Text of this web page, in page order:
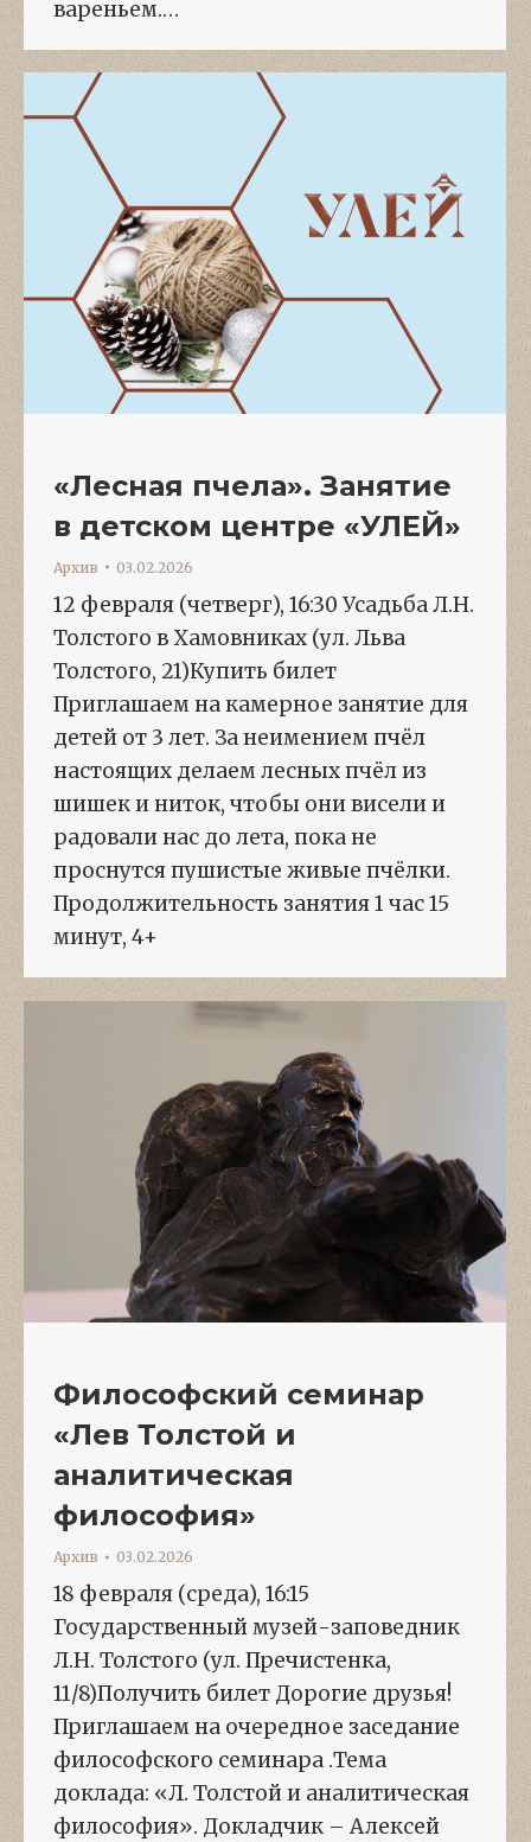
вареньем.…
«Лесная пчела». Занятие
в детском центре «УЛЕЙ»
Архив 03.02.2026
12 февраля (четверг), 16:30 Усадьба Л.Н.
Толстого в Хамовниках (ул. Льва
Толстого, 21)Купить билет
Приглашаем на камерное занятие для
детей от 3 лет. За неимением пчёл
настоящих делаем лесных пчёл из
шишек и ниток, чтобы они висели и
радовали нас до лета, пока не
проснутся пушистые живые пчёлки.
Продолжительность занятия 1 час 15
минут, 4+
Философский семинар
«Лев Толстой и
аналитическая
философия»
Архив 03.02.2026
18 февраля (среда), 16:15
Государственный музей-заповедник
Л.Н. Толстого (ул. Пречистенка,
11/8)Получить билет Дорогие друзья!
Приглашаем на очередное заседание
философского семинара .Тема
доклада: «Л. Толстой и аналитическая
философия». Докладчик – Алексей